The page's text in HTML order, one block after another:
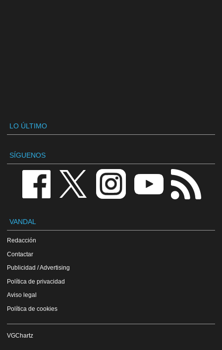
LO ÚLTIMO
SÍGUENOS
VANDAL
Redacción
Contactar
Publicidad / Advertising
Política de privacidad
Aviso legal
Política de cookies
VGChartz